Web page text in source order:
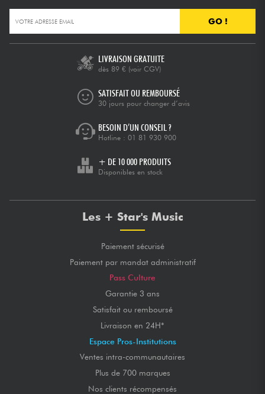
GO !
LIVRAISON GRATUITE
dès 89 € (voir CGV)
SATISFAIT OU REMBOURSÉ
30 jours pour changer d’avis
BESOIN D’UN CONSEIL ?
Hotline : 01 81 930 900
+ DE 10 000 PRODUITS
Disponibles en stock
Les + Star's Music
Paiement sécurisé
Paiement par mandat administratif
Pass Culture
Garantie 3 ans
Satisfait ou remboursé
Livraison en 24H*
Espace Pros-Institutions
Ventes intra-communautaires
Plus de 700 marques
Nos clients récompensés